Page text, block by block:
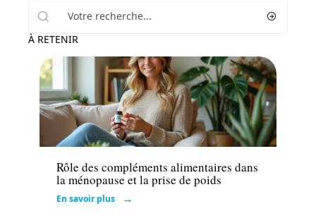
À RETENIR
Santé
Rôle des compléments alimentaires dans
la ménopause et la prise de poids
En savoir plus